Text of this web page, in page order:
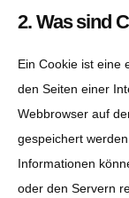
2. Was sind
Ein Cookie ist eine
den Seiten einer
Webbrowser auf
gespeichert
Informationen
oder den Servern